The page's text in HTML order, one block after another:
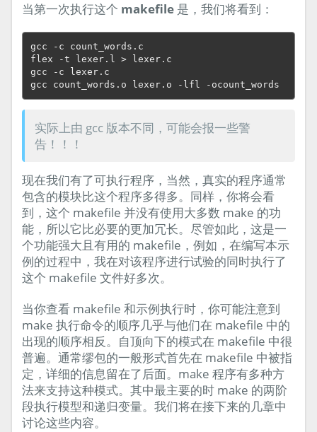
当第一次执行这个 makefile 是，我们将看到：
gcc -c count_words.c
flex -t lexer.l > lexer.c
gcc -c lexer.c
实际上由 gcc 版本不同，可能会报一些警
告！！！
现在我们有了可执行程序，当然，真实的程序通常
包含的模块比这个程序多得多。同样，你将会看
到，这个 makefile 并没有使用大多数 make 的功
能，所以它比必要的更加冗长。尽管如此，这是一
个功能强大且有用的 makefile，例如，在编写本示
例的过程中，我在对该程序进行试验的同时执行了
这个 makefile 文件好多次。
当你查看 makefile 和示例执行时，你可能注意到
make 执行命令的顺序几乎与他们在 makefile 中的
出现的顺序相反。自顶向下的模式在 makefile 中很
普遍。通常缪包的一般形式首先在 makefile 中被指
定，详细的信息留在了后面。make 程序有多种方
法来支持这种模式。其中最主要的时 make 的两阶
段执行模型和递归变量。我们将在接下来的几章中
讨论这些内容。